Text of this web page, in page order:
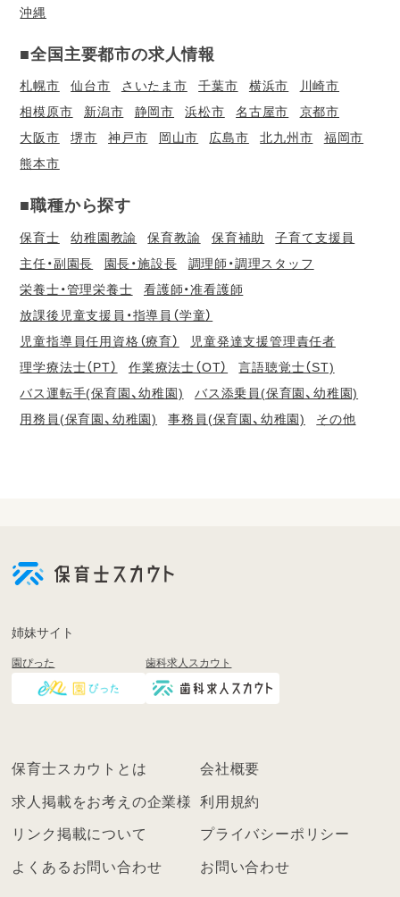
沖縄
■全国主要都市の求人情報
札幌市 仙台市 さいたま市 千葉市 横浜市
川崎市
相模原市
新潟市 静岡市 浜松市 名古屋市
京都市
大阪市
堺市 神戸市 岡山市 広島市 北九州市
福岡市
熊本市
■職種から探す
保育士 幼稚園教諭 保育教諭 保育補助
子育て支援員
主任・副園長
園長・施設長
調理師・調理スタッフ
栄養士・管理栄養士
看護師・准看護師
放課後児童支援員・指導員（学童）
児童指導員任用資格（療育）
児童発達支援管理責任者
理学療法士（PT）
作業療法士（OT）
言語聴覚士（ST)
バス運転手(保育園、幼稚園)
バス添乗員(保育園、幼稚園)
用務員(保育園、幼稚園)
事務員(保育園、幼稚園) その他
登
く
ン
姉妹サイト
園ぴった 歯科求人スカウト
保育士スカウトとは 会社概要
求人掲載をお考えの企業様 利用規約
リンク掲載について プライバシーポリシー
よくあるお問い合わせ お問い合わせ